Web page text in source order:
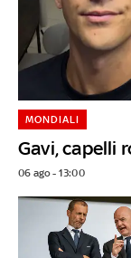
Gavi, capelli
MONDIALI
06 ago - 13:00